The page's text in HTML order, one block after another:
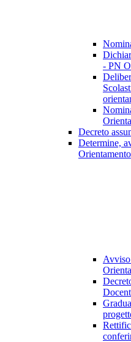
- PN
Decreto
Determine,
Orientamento